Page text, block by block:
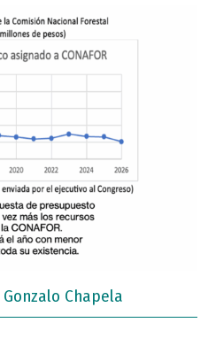
Gonzalo Chapela